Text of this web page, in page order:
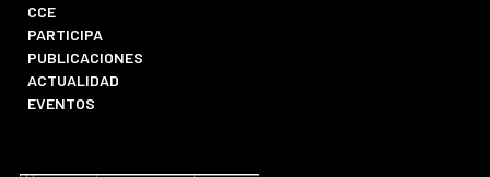
CCE
PARTICIPA
PUBLICACIONES
ACTUALIDAD
EVENTOS